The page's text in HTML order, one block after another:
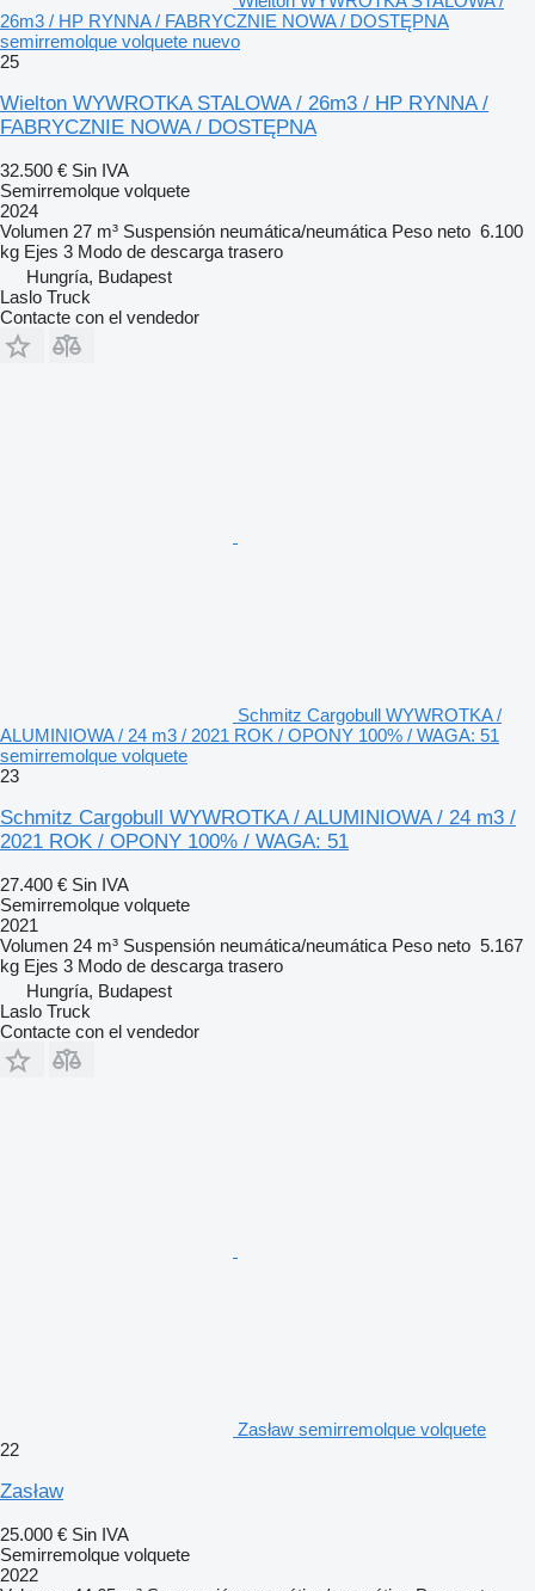
26m3 / HP RYNNA / FABRYCZNIE NOWA / DOSTĘPNA
semirremolque volquete nuevo
25
Wielton WYWROTKA STALOWA / 26m3 / HP RYNNA /
FABRYCZNIE NOWA / DOSTĘPNA
32.500 € Sin IVA
Semirremolque volquete
2024
Volumen 27 m³ Suspensión neumática/neumática Peso neto 6.100
kg Ejes 3 Modo de descarga trasero
Hungría, Budapest
Laslo Truck
Contacte con el vendedor
Schmitz Cargobull WYWROTKA /
ALUMINIOWA / 24 m3 / 2021 ROK / OPONY 100% / WAGA: 51
semirremolque volquete
23
Schmitz Cargobull WYWROTKA / ALUMINIOWA / 24 m3 /
2021 ROK / OPONY 100% / WAGA: 51
27.400 € Sin IVA
Semirremolque volquete
2021
Volumen 24 m³ Suspensión neumática/neumática Peso neto 5.167
kg Ejes 3 Modo de descarga trasero
Hungría, Budapest
Laslo Truck
Contacte con el vendedor
Zasław semirremolque volquete
22
Zasław
25.000 € Sin IVA
Semirremolque volquete
2022